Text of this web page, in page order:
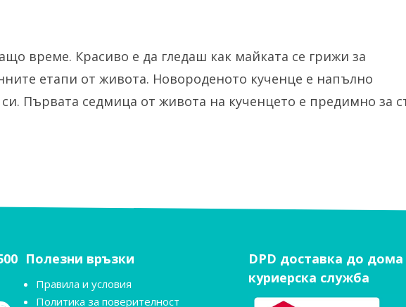
време. Красиво е да гледаш как майката се грижи за
етапи от живота. Новороденото кученце е напълно
Първата седмица от живота на кученцето е предимно за
Полезни връзки
Правила и условия
Политика за поверителност
DPD доставка до дома
куриерска служба